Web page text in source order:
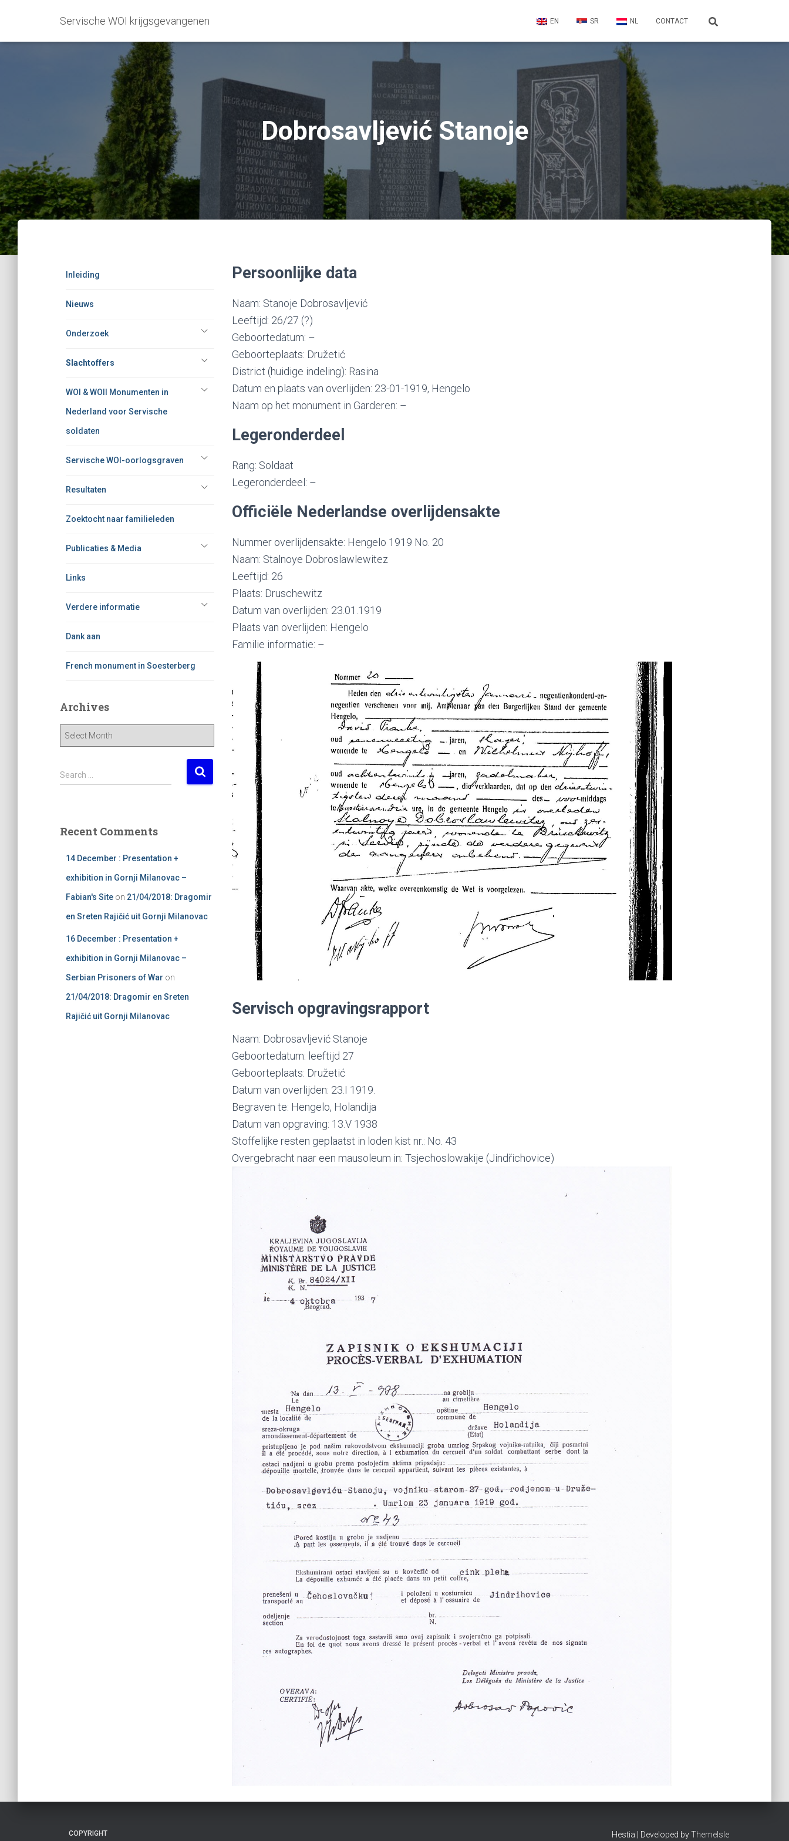
Servische WOI krijgsgevangenen EN SR NL CONTACT
Dobrosavljević Stanoje
Inleiding
Nieuws
Onderzoek
Slachtoffers
WOI & WOII Monumenten in
Nederland voor Servische
soldaten
Servische WOI-oorlogsgraven
Resultaten
Zoektocht naar familieleden
Publicaties & Media
Links
Verdere informatie
Dank aan
French monument in Soesterberg
Archives
S
e
h
Search …
Recent Comments
14 December : Presentation +
exhibition in Gornji Milanovac –
Fabian's Site on 21/04/2018: Dragomir
en Sreten Rajičić uit Gornji Milanovac
16 December : Presentation +
exhibition in Gornji Milanovac –
Serbian Prisoners of War on
21/04/2018: Dragomir en Sreten
Rajičić uit Gornji Milanovac
Persoonlijke data
Naam: Stanoje Dobrosavljević
Leeftijd: 26/27 (?)
Geboortedatum: –
Geboorteplaats: Družetić
District (huidige indeling): Rasina
Datum en plaats van overlijden: 23-01-1919, Hengelo
Naam op het monument in Garderen: –
Legeronderdeel
Rang: Soldaat
Legeronderdeel: –
Officiële Nederlandse overlijdensakte
Nummer overlijdensakte: Hengelo 1919 No. 20
Naam: Stalnoye Dobroslawlewitez
Leeftijd: 26
Plaats: Druschewitz
Datum van overlijden: 23.01.1919
Plaats van overlijden: Hengelo
Familie informatie: –
Servisch opgravingsrapport
Naam: Dobrosavljević Stanoje
Geboortedatum: leeftijd 27
Geboorteplaats: Družetić
Datum van overlijden: 23.I 1919.
Begraven te: Hengelo, Holandija
Datum van opgraving: 13.V 1938
Stoffelijke resten geplaatst in loden kist nr.: No. 43
Overgebracht naar een mausoleum in: Tsjechoslowakije (Jindřichovice)
COPYRIGHT Hestia | Developed byThemeIsle